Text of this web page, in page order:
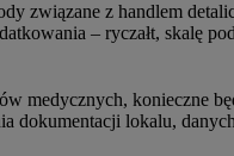
związane z handlem
– ryczałt, skalę
medycznych, konieczne
dokumentacji lokalu,